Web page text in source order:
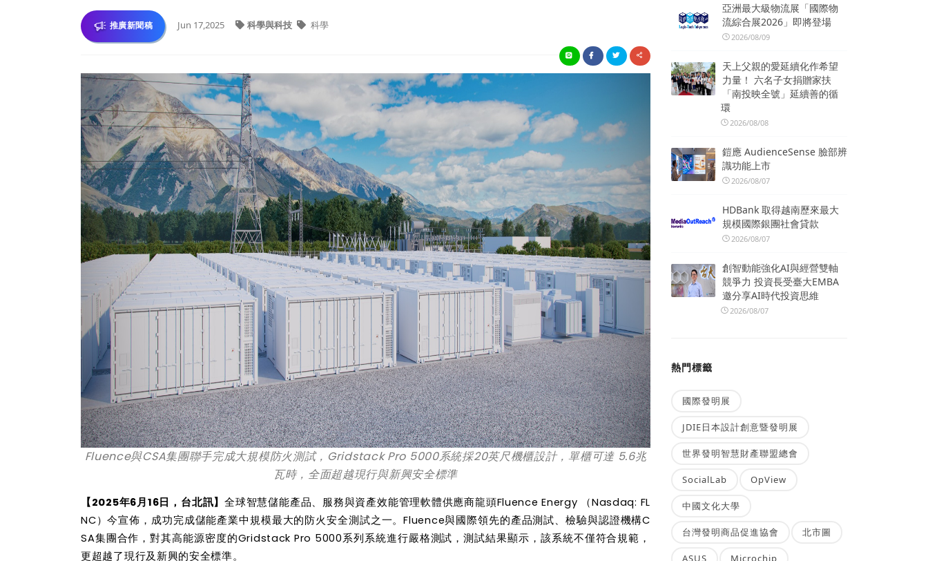
推廣新聞稿 Jun 17,2025 科學與科技 科學
Fluence與CSA集團聯手完成大規模防火測試， Gridstack Pro 5000系統採20英尺機櫃設計，單櫃可達5.6兆
瓦時，全面超越現行與新興安全標準
【2025年6月16日，台北訊】全球智慧儲能產品、服務與資產效能管理軟體供應商龍頭Fluence Energy （Nasdaq: FL
NC）今宣佈，成功完成儲能產業中規模最大的防火安全測試之一。Fluence與國際領先的產品測試、檢驗與認證機構C
SA集團合作，對其高能源密度的Gridstack Pro 5000系列系統進行嚴格測試，測試結果顯示，該系統不僅符合規範，
更超越了現行及新興的安全標準。
亞洲最大級物流展「國際物
流綜合展2026」即將登場
2026/08/09
天上父親的愛延續化作希望
力量！ 六名子女捐贈家扶
「南投映全號」延續善的循
環
2026/08/08
鎧應 AudienceSense 臉部辨
識功能上市
2026/08/07
HDBank 取得越南歷來最大
規模國際銀團社會貸款
2026/08/07
創智動能強化AI與經營雙軸
競爭力 投資長受臺大EMBA
邀分享AI時代投資思維
2026/08/07
熱門標籤
國際發明展
JDIE日本設計創意暨發明展
世界發明智慧財產聯盟總會
SocialLab OpView
中國文化大學
台灣發明商品促進協會 北市圖
ASUS Microchip